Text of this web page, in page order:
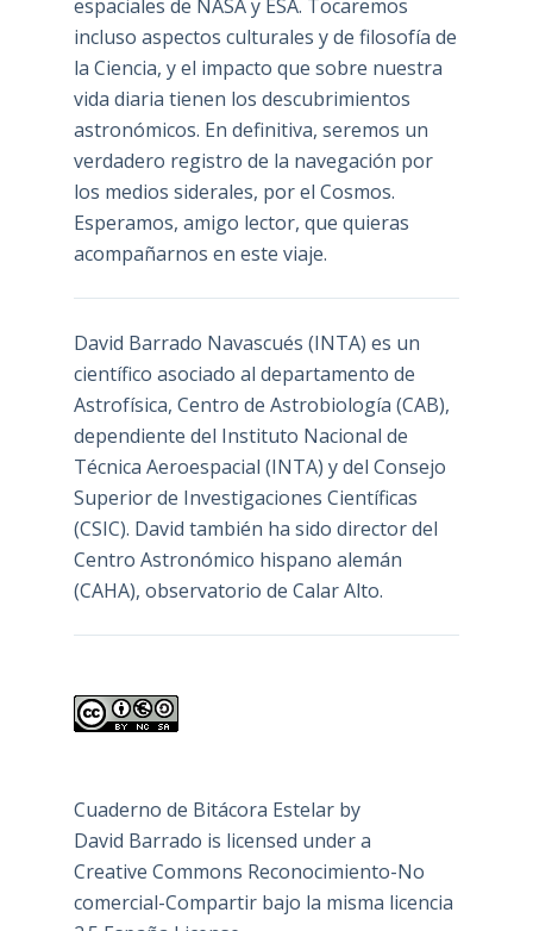
espaciales de NASA y ESA. Tocaremos
incluso aspectos culturales y de filosofía de
la Ciencia, y el impacto que sobre nuestra
vida diaria tienen los descubrimientos
astronómicos. En definitiva, seremos un
verdadero registro de la navegación por
los medios siderales, por el Cosmos.
Esperamos, amigo lector, que quieras
acompañarnos en este viaje.
David Barrado Navascués (INTA) es un
científico asociado al departamento de
Astrofísica, Centro de Astrobiología (CAB),
dependiente del Instituto Nacional de
Técnica Aeroespacial (INTA) y del Consejo
Superior de Investigaciones Científicas
(CSIC). David también ha sido director del
Centro Astronómico hispano alemán
(CAHA), observatorio de Calar Alto.
Cuaderno de Bitácora Estelarby
David Barrado is licensed under a
Creative Commons Reconocimiento-No
comercial-Compartir bajo la misma licencia